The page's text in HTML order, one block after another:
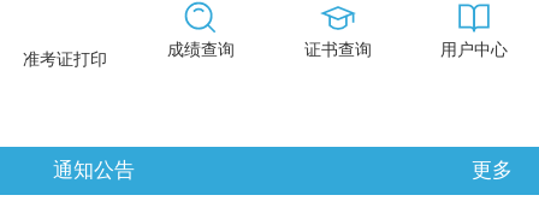
准考证打印 成绩查询 证书查询 用户中心
通知公告 更多